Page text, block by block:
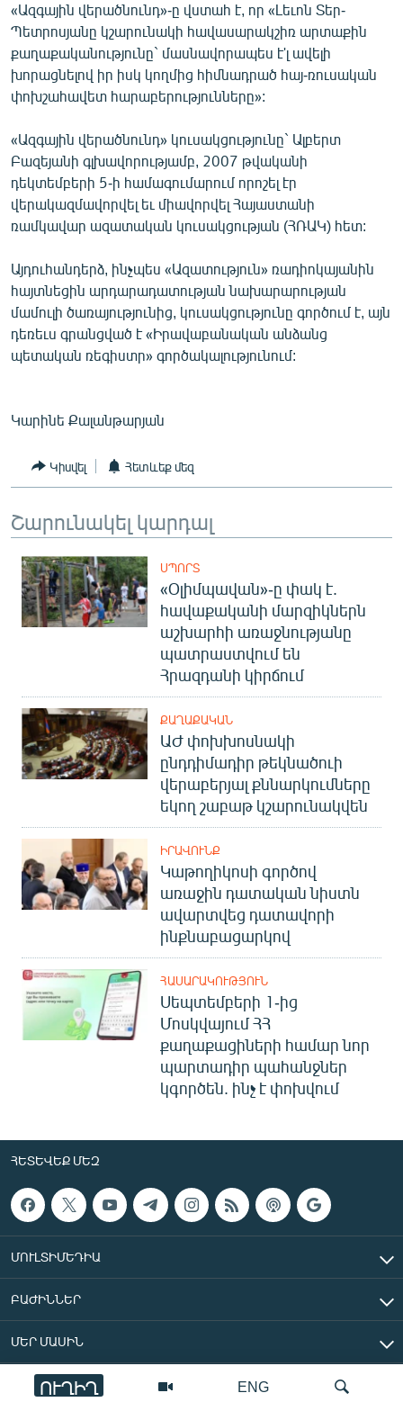
ՏԵՍԱՆՅՈՒԹԵՐ
ԲԱՆԱՎԵՃ
ՁԳՏԵԼՈՎ ԼԱՎԱԳՈՒՅՆԻՆ
Հայերեն
English
ՀԵՏԵՎԵՔ ՄԵԶ
«Ազատության» բոլոր կայքերը
ENG
ՈՒՂԻՂ
«Ազգային վերածնունդ»-ը վստահ է, որ «Լեւոն Տեր-
Պետրոսյանը կշարունակի հավասարակշիռ արտաքին
քաղաքականությունը` մասնավորապես է'լ ավելի
խորացնելով իր իսկ կողմից հիմնադրած հայ-ռուսական
փոխշահավետ հարաբերությունները»:
«Ազգային վերածնունդ» կուսակցությունը` Ալբերտ
Բազեյանի գլխավորությամբ, 2007 թվականի
դեկտեմբերի 5-ի համագումարում որոշել էր
վերակազմավորվել եւ միավորվել Հայաստանի
ռամկավար ազատական կուսակցության (ՀՌԱԿ) հետ:
Այդուհանդերձ, ինչպես «Ազատություն» ռադիոկայանին
հայտնեցին արդարադատության նախարարության
մամուլի ծառայությունից, կուսակցությունը գործում է, այն
դեռեւս գրանցված է «Իրավաբանական անձանց
պետական ռեգիստր» գործակալությունում:
Կարինե Քալանթարյան
Կիսվել Հետևեք մեզ
Շարունակել կարդալ
ՍՊՈՐՏ
«Օլիմպավան»-ը փակ է.
հավաքականի մարզիկներն
աշխարհի առաջնությանը
պատրաստվում են
Հրազդանի կիրճում
ՔԱՂԱՔԱԿԱՆ
ԱԺ փոխխոսնակի
ընդդիմադիր թեկնածուի
վերաբերյալ քննարկումները
եկող շաբաթ կշարունակվեն
ԻՐԱՎՈՒՆՔ
Կաթողիկոսի գործով
առաջին դատական նիստն
ավարտվեց դատավորի
ինքնաբացարկով
ՀԱՍԱՐԱԿՈՒԹՅՈՒՆ
Սեպտեմբերի 1-ից
Մոսկվայում ՀՀ
քաղաքացիների համար նոր
պարտադիր պահանջներ
կգործեն. ինչ է փոխվում
ՀԵՏԵՎԵՔ ՄԵԶ
ՄՈՒԼՏԻՄԵԴԻԱ
ԲԱԺԻՆՆԵՐ
ՄԵՐ ՄԱՍԻՆ
«Ազատ Եվրոպա/Ազատություն» ռադիոկայան © 2026